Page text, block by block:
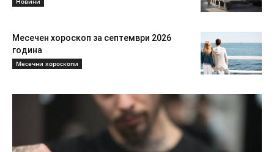
Месечен хороскоп за септември 2026
година
Месечни хороскопи